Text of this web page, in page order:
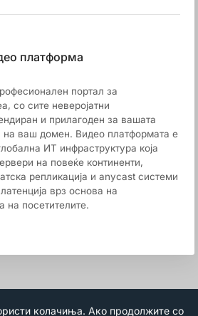
платформа
портал за
со сите неверојатни
и прилагоден за вашата
на ваш домен. Видео платформата е
ИТ инфраструктура која
на повеќе континенти,
репликација и anycast системи
врз основа на
на посетителите.
колачиња. Ако продолжите со